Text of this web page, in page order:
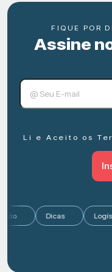
FIQUE POR
Assine
Li e Aceito os
Mercado Dicas